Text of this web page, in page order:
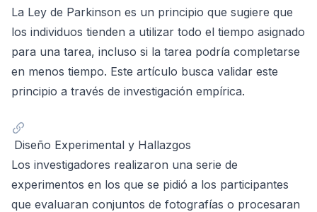
La Ley de Parkinson es un principio que sugiere que
los individuos tienden a utilizar todo el tiempo asignado
para una tarea, incluso si la tarea podría completarse
en menos tiempo. Este artículo busca validar este
principio a través de investigación empírica.
Diseño Experimental y Hallazgos
Los investigadores realizaron una serie de
experimentos en los que se pidió a los participantes
que evaluaran conjuntos de fotografías o procesaran